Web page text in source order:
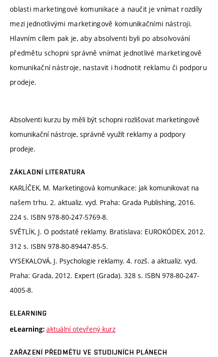
oblasti marketingové komunikace a naučit je vnímat rozdíly
mezi jednotlivými marketingově komunikačními nástroji.
Hlavním cílem pak je, aby absolventi byli po absolvování
předmětu schopni správně vnímat jednotlivé marketingově
komunikační nástroje, nastavit i hodnotit reklamu či podporu
prodeje.
Absolventi kurzu by měli být schopni rozlišovat marketingově
komunikační nástroje, správně využít reklamy a podpory
prodeje.
ZÁKLADNÍ LITERATURA
KARLÍČEK, M. Marketingová komunikace: jak komunikovat na
našem trhu. 2. aktualiz. vyd. Praha: Grada Publishing, 2016.
224 s. ISBN 978-80-247-5769-8.
SVĚTLÍK, J. O podstatě reklamy. Bratislava: EUROKÓDEX, 2012.
312 s. ISBN 978-80-89447-85-5.
VYSEKALOVÁ, J. Psychologie reklamy. 4. rozš. a aktualiz. vyd.
Praha: Grada, 2012. Expert (Grada). 328 s. ISBN 978-80-247-
4005-8.
ELEARNING
eLearning: aktuální otevřený kurz
ZAŘAZENÍ PŘEDMĚTU VE STUDIJNÍCH PLÁNECH